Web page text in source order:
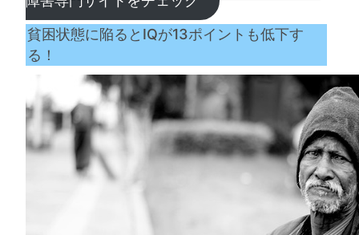
貧困状態に陥るとIQが13ポイントも低下す
る！